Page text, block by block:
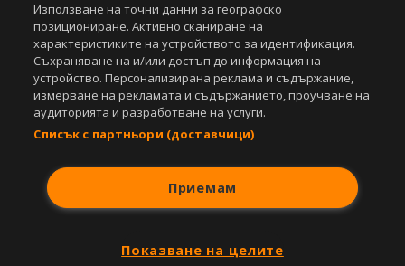
Съдържанието на този уеб сайт и технологиите, използвани в него, са
под закрила на Закона за авторското право и сродните му права.
Всички статии, репортажи, интервюта и други текстови, графични и
видео материали, публикувани в сайта, са собственост на Агенция
Спортал, освен ако изрично е посочено друго. Допуска се
публикуване на текстови материали само след писмено съгласие на
Агенция Спортал, посочване на източника и добавяне на линк към
www.sportal.bg. Използването на графични и видео материали,
публикувани в сайта, е строго забранено. Нарушителите ще бъдат
БЕЗПЛАТНОТО приложение за:
Използване на точни данни за географско
позициониране. Активно сканиране на
характеристиките на устройството за идентификация.
Съхраняване на и/или достъп до информация на
устройство. Персонализирана реклама и съдържание,
измерване на рекламата и съдържанието, проучване на
аудиторията и разработване на услуги.
Списък с партньори (доставчици)
Приемам
Показване на целите